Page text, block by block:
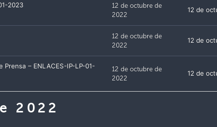
2023
12 de octubre de
2022
12 de
12 de octubre de
2022
12 de
– ENLACES-IP-LP-01-
12 de octubre de
2022
12 de
2022